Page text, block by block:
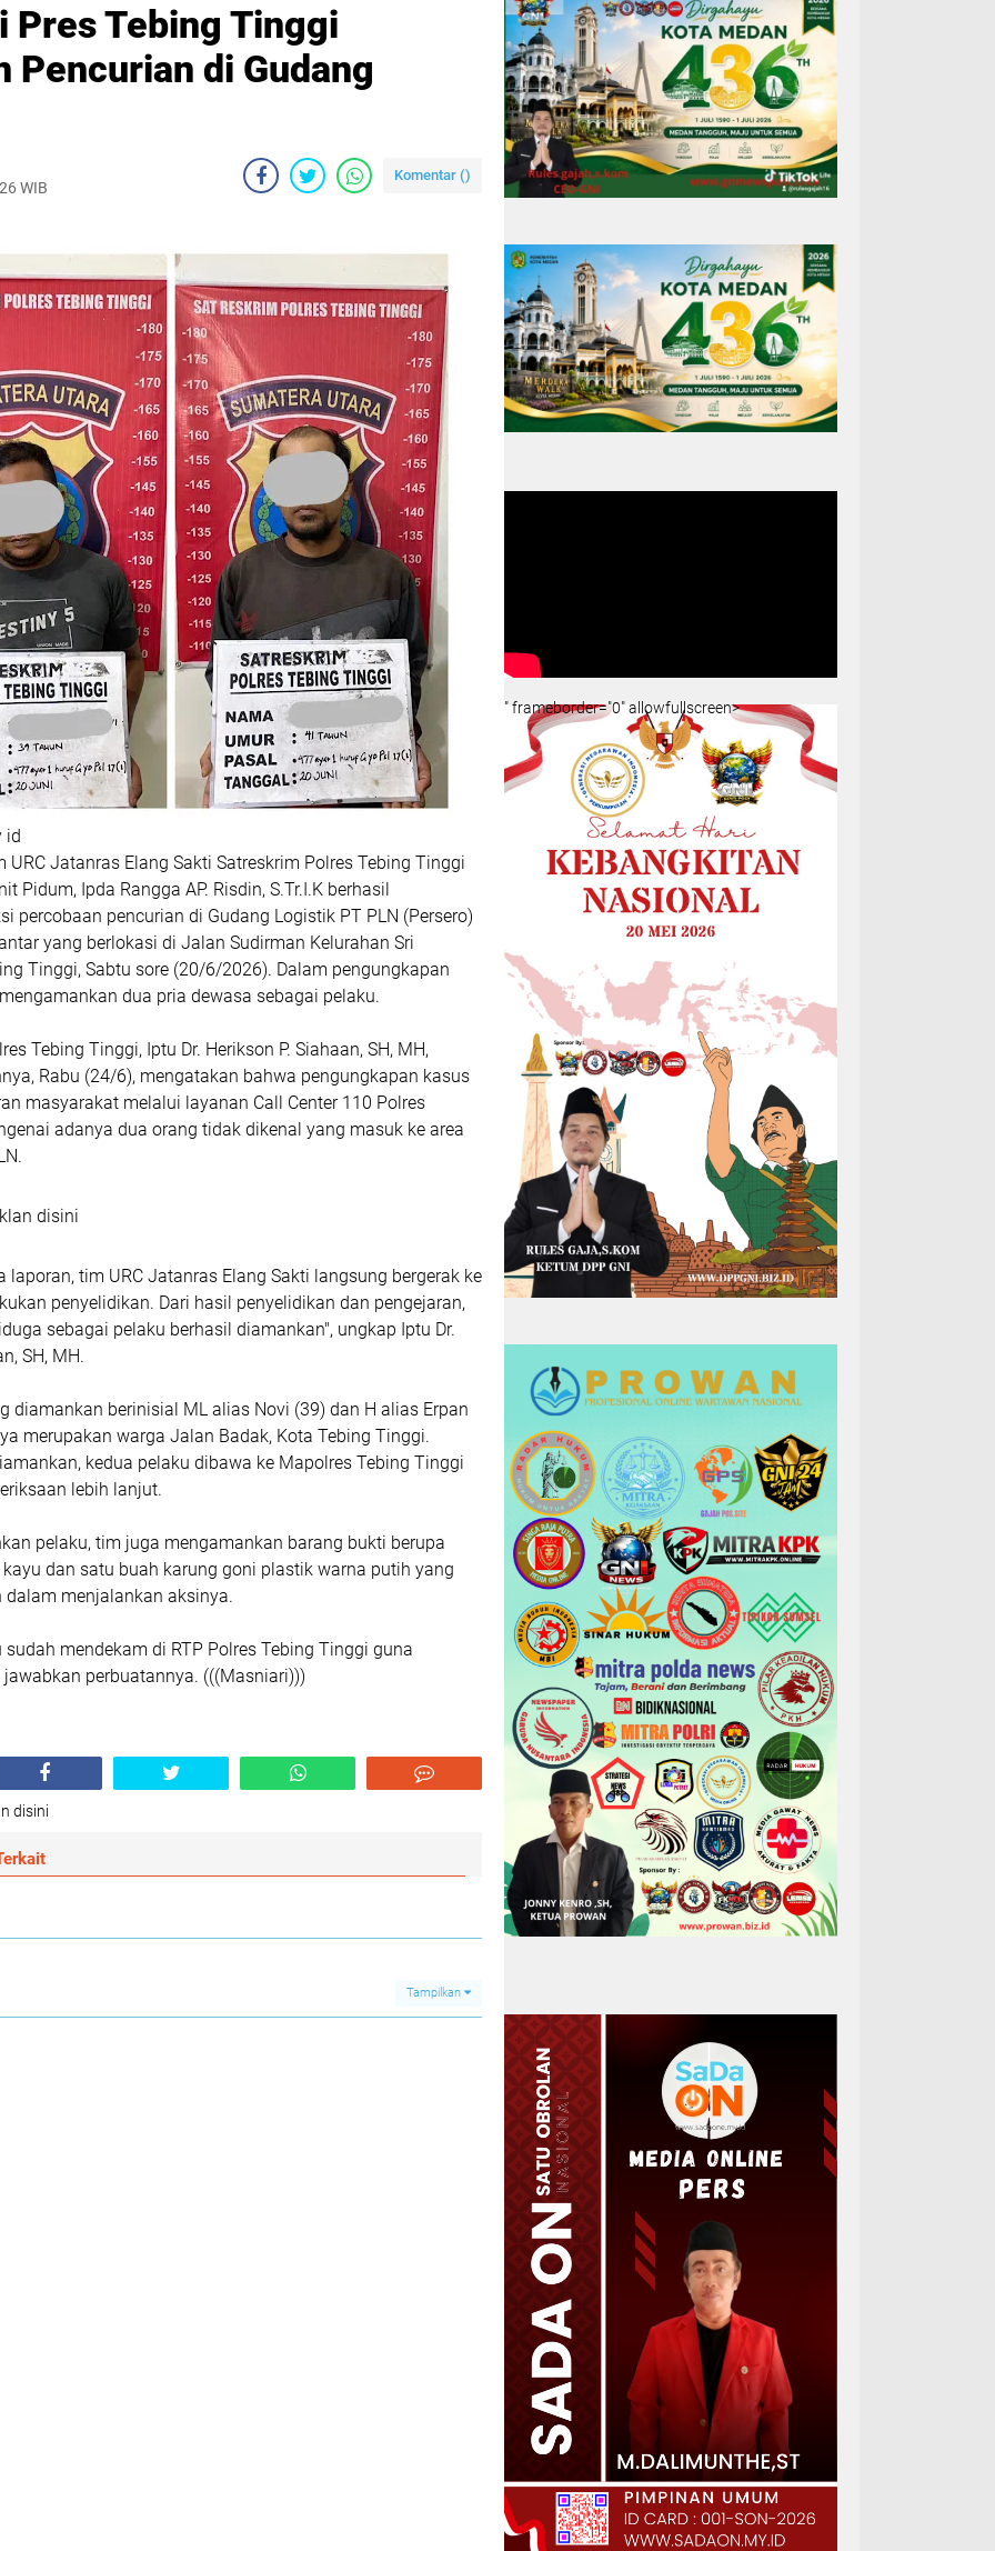
Pres Tebing Tinggi
Pencurian di Gudang
WIB
Komentar ()
id
URC Jatanras Elang Sakti Satreskrim Polres Tebing Tinggi
Pidum, Ipda Rangga AP. Risdin, S.Tr.I.K berhasil
percobaan pencurian di Gudang Logistik PT PLN (Persero)
yang berlokasi di Jalan Sudirman Kelurahan Sri
Tinggi, Sabtu sore (20/6/2026). Dalam pengungkapan
dua pria dewasa sebagai pelaku.
Tebing Tinggi, Iptu Dr. Herikson P. Siahaan, SH, MH,
Rabu (24/6), mengatakan bahwa pengungkapan kasus
masyarakat melalui layanan Call Center 110 Polres
adanya dua orang tidak dikenal yang masuk ke area
disini
laporan, tim URC Jatanras Elang Sakti langsung bergerak ke
penyelidikan. Dari hasil penyelidikan dan pengejaran,
sebagai pelaku berhasil diamankan", ungkap Iptu Dr.
SH, MH.
diamankan berinisial ML alias Novi (39) dan H alias Erpan
merupakan warga Jalan Badak, Kota Tebing Tinggi.
kedua pelaku dibawa ke Mapolres Tebing Tinggi
lebih lanjut.
pelaku, tim juga mengamankan barang bukti berupa
dan satu buah karung goni plastik warna putih yang
menjalankan aksinya.
sudah mendekam di RTP Polres Tebing Tinggi guna
perbuatannya. (((Masniari)))
disini
Tampilkan
" frameborder="0" allowfullscreen>